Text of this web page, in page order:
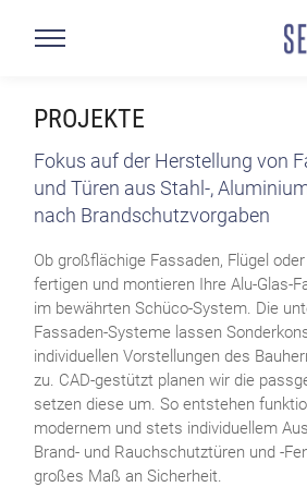
PROJEKTE
Fokus auf der Herstellung von
und Türen aus Stahl-,
nach Brandschutzvorgaben
Ob großflächige Fassaden, Flügel
fertigen und montieren Ihre Alu-Glas-
im bewährten Schüco-System. Die
Fassaden-Systeme lassen
individuellen Vorstellungen des
zu. CAD-gestützt planen wir die
setzen diese um. So entstehen
modernem und stets individuellem
Brand- und Rauchschutztüren und -
großes Maß an Sicherheit.